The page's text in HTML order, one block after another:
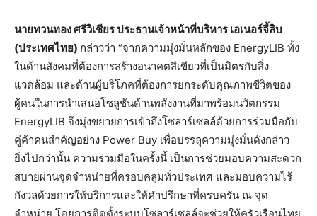
นายทวนทองศรีวิเชียรประธานเจ้าหน้าที่บริหาร เอเนอร์จี้ลิบ
(ประเทศไทย) กล่าวว่า “จากความมุ่งมั่นหลักของ EnergyLIB ทั้ง
ในด้านสังคมที่ต้องการสร้างอนาคตสีเขียวที่เป็นมิตรกับสิ่ง
แวดล้อม และด้านผู้บริโภคที่ต้องการยกระดับคุณภาพชีวิตของ
ผู้คนในการนำเสนอโซลูชันด้านพลังงานที่มาพร้อมนวัตกรรม
EnergyLIB จึงมุ่งขยายการเข้าถึงโซลาร์เซลล์ด้วยการร่วมมือกับ
คู่ค้าคนสำคัญอย่าง Power Buy เพื่อบรรลุความมุ่งมั่นดังกล่าว
ยิ่งไปกว่านั้น ความร่วมมือในครั้งนี้ เป็นการช่วยมอบความสะดวก
สบายผ่านจุดจำหน่ายที่ครอบคลุมทั่วประเทศ และมอบความไร้
กังวลด้วยการให้บริการและให้คำปรึกษาที่ครบครัน ณ จุด
จำหน่าย โดยการติดตั้งระบบโซลาร์เซลล์จะช่วยให้ครัวเรือนไทย